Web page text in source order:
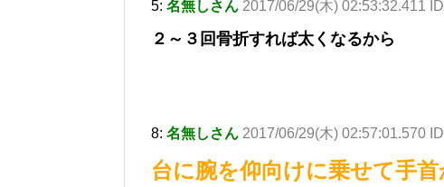
5: 名無しさん 2017/06/29(木) 02:53:32.411
２～３回骨折すれば太くなるから
8: 名無しさん 2017/06/29(木) 02:57:01.570
台に腕を仰向けに乗せて手